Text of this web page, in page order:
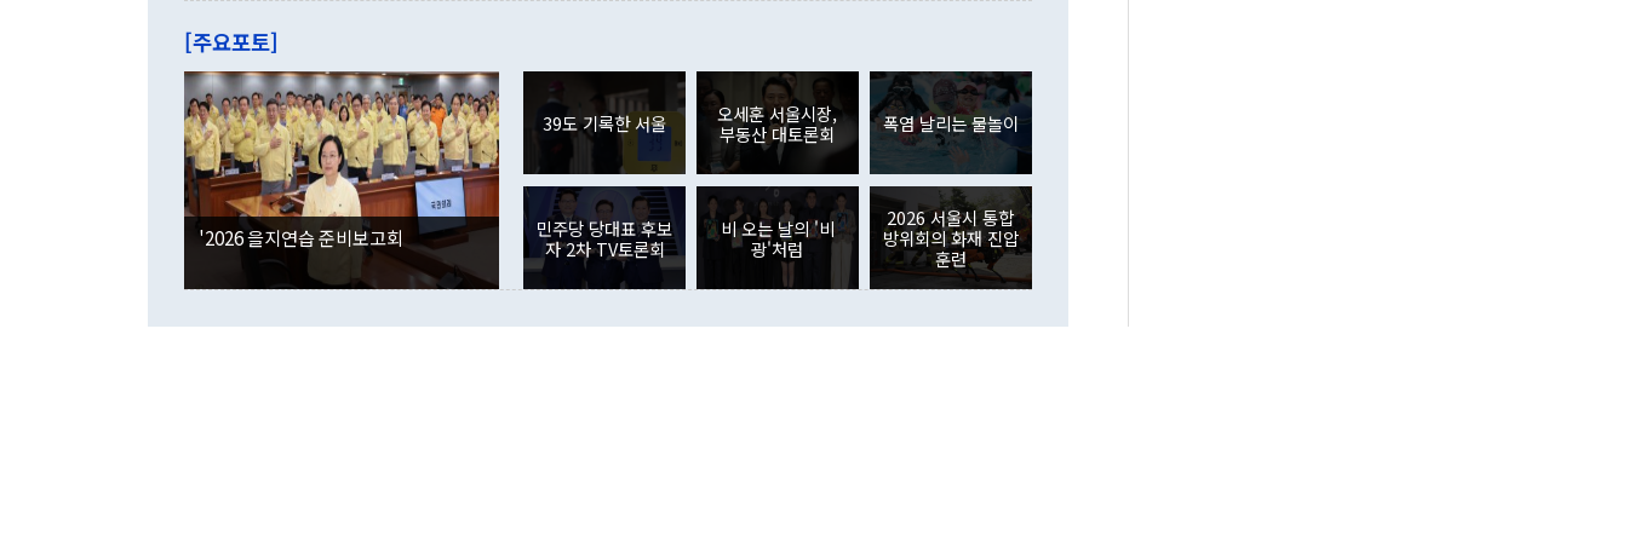
이 9월 러시아 블라디보스토크에서 열리는 '동방경제포럼(EEF)'을 언급하
며 "정부 차원에서 (참석을) 검토하고 있다"고 발언한 데 대해서도 조 장관
은 "그것은 외교부의 몫"이라며 "아직 거기까지 진도가 나가지 않았다"고
잘랐다. 정 장관이 이날 소개한 대북 구상과 설명은 정부 내 조율을 거치지
않았다는 점에서 문제가 있다. 특히 주적 표현 대체와 국호 사용, 9·19 군
사합의 복원, 4자회담 추진 등은 통일부 장관이 결정할 사안이 아니어서 월
권이라는 지적이 나오고 있다. 이 대통령은 정 장관의 업무보고를 듣고 난
뒤 "여기 업무보고에 발표했다고 승인난 건 아니다"라고 재차 확인했다. 정
부의 한 소식통은 "정 장관의 발언 내용은 대부분 국가안전보장회의(NSC)
를 거쳐 결정된 사안이 아닌 정 장관의 개인적 생각에 가깝다"며 "안보 관
련 부처 장관이 정부의 공식 정책이 아닌 사안을 추진하겠다고 업무보고를
하고 대통령의 면전에서 '국군통수권자가 나서야 한다'고 주장한 것은 심각
는 배당수입이 늘어난 데다 전월 분기배당에 따른 기저효과로 배당지급이
였던 올해 3월(369억9000만달러)을 넘어선 것이다. 직접투자에서는 내국
인의 해외투자가 80억1000만달러, 외국인의 국내투자가 46억3000만달러
각각 증가했다. 증권투자에서는 외국인의 국내 주식 매도세가 이어졌다. 외
국인의 국내 주식 투자는 차익실현 매도 등의 영향으로 316억1000만달러
감소하며 전월(-310억5000만달러)에 이어 역대 최대 순매도 기록을 다시
경신했다. 외국인의 국내 채권투자는 세계국채지수(WGBI) 자금 유입에도
분기 말 만기도래 영향으로 증가 폭이 줄어든 52억9000만달러를 기록했
다. 내국인의 해외 증권투자는 주식을 중심으로 35억6000만달러 증가했
다. eoyn2@newspim.com
[주요포토]
'2026 을지연습 준비보고회
39도 기록한 서울
오세훈 서울시장,
부동산 대토론회
폭염 날리는 물놀이
민주당 당대표 후보
자 2차 TV토론회
비 오는 날의 '비
광'처럼
2026 서울시 통합
방위회의 화재 진압
훈련